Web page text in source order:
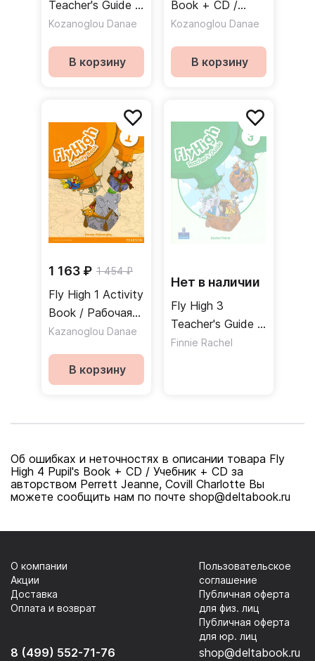
Teacher's Guide /
Книга для
Kozanoglou Danae
В корзину
Book + CD /
Учебник + CD
Kozanoglou Danae
В корзину
1 163 ₽ 1 454 ₽
Fly High 1 Activity
Book / Рабочая
тетрадь
Kazanoglou Danae
В корзину
Нет в наличии
Fly High 3
Teacher's Guide /
Книга для
Finnie Rachel
Об ошибках и неточностях в описании товара Fly
High 4 Pupil's Book + CD / Учебник + CD за
авторством Perrett Jeanne, Covill Charlotte Вы
можете сообщить нам по почте shop@deltabook.ru
8 (499) 552-71-76
О компании
Акции
Доставка
Оплата и возврат
Пользовательское
соглашение
Публичная оферта
для физ. лиц
Публичная оферта
для юр. лиц
shop@deltabook.ru